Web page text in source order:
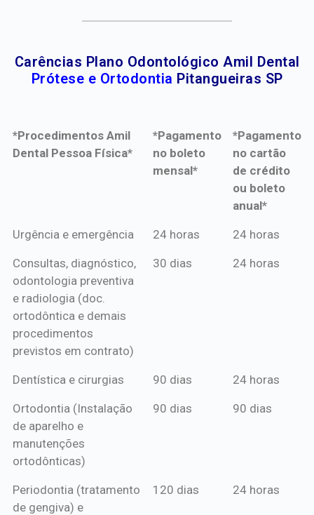
Carências Plano Odontológico Amil Dental
Prótese e Ortodontia Pitangueiras SP
*Procedimentos Amil
Dental Pessoa Física*
*Pagamento
no boleto
mensal*
*Pagamento
no cartão
de crédito
ou boleto
anual*
*Procedimentos Amil
*Pagamento
mensal*
*Pagamento
de crédito
Urgência e emergência 24 horas 24 horas
Consultas, diagnóstico,
odontologia preventiva
e radiologia (doc.
ortodôntica e demais
procedimentos
previstos em contrato)
30 dias 24 horas
Dentística e cirurgias 90 dias 24 horas
Ortodontia (Instalação
de aparelho e
manutenções
ortodônticas)
90 dias 90 dias
Periodontia (tratamento
de gengiva) e
120 dias 24 horas